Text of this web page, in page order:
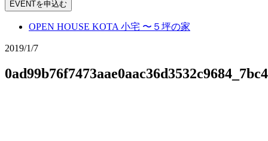
EVENTを申込む
OPEN HOUSE KOTA 小宅 〜５坪の家
2019/1/7